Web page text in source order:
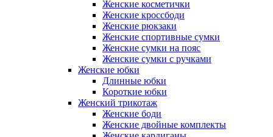
Женские косметички
Женские кроссбоди
Женские рюкзаки
Женские спортивные сумки
Женские сумки на пояс
Женские сумки с ручками
Женские юбки
Длинные юбки
Короткие юбки
Женский трикотаж
Женские боди
Женские двойные комплекты